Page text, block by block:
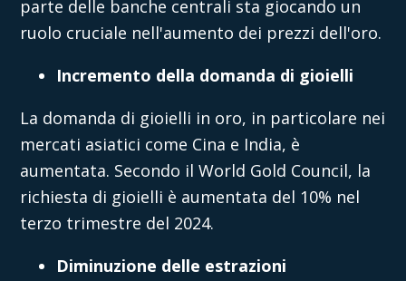
parte delle banche centrali sta giocando un
ruolo cruciale nell'aumento dei prezzi dell'oro.
Incremento della domanda di gioielli
La domanda di gioielli in oro, in particolare nei
mercati asiatici come Cina e India, è
aumentata. Secondo il World Gold Council, la
richiesta di gioielli è aumentata del 10% nel
terzo trimestre del 2024.
Diminuzione delle estrazioni